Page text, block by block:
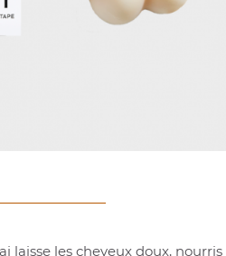
laisse les cheveux doux, nourris